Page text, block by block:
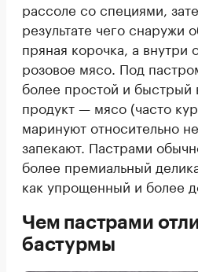
рассоле со специями,
результате чего снаружи
пряная корочка, а внутри
розовое мясо. Под
более простой и быстрый
продукт — мясо (часто
маринуют относительно
запекают. Пастрами
более премиальный
как упрощенный и более
Чем пастрами
бастурмы